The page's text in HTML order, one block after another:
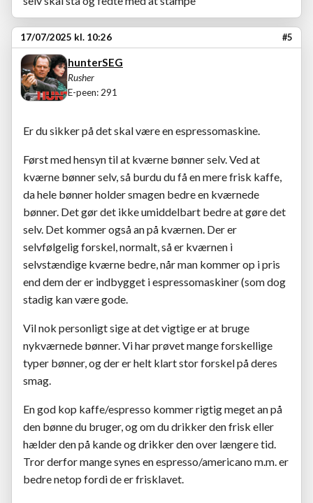
17/07/2025 kl. 10:26 #5
hunterSEG
Rusher
E-peen: 291
Er du sikker på det skal være en espressomaskine.
Først med hensyn til at kværne bønner selv. Ved at
kværne bønner selv, så burdu du få en mere frisk kaffe,
da hele bønner holder smagen bedre en kværnede
bønner. Det gør det ikke umiddelbart bedre at gøre det
selv. Det kommer også an på kværnen. Der er
selvfølgelig forskel, normalt, så er kværnen i
selvstændige kværne bedre, når man kommer op i pris
end dem der er indbygget i espressomaskiner (som dog
stadig kan være gode.
Vil nok personligt sige at det vigtige er at bruge
nykværnede bønner. Vi har prøvet mange forskellige
typer bønner, og der er helt klart stor forskel på deres
smag.
En god kop kaffe/espresso kommer rigtig meget an på
den bønne du bruger, og om du drikker den frisk eller
hælder den på kande og drikker den over længere tid.
Tror derfor mange synes en espresso/americano m.m. er
bedre netop fordi de er frisklavet.